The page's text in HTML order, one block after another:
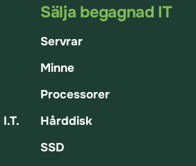
Sälja begagnad IT
Servrar
Minne
Processorer
Hårddisk
SSD